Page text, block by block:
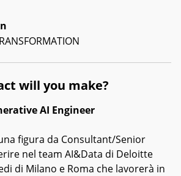
will you make?
AI Engineer
figura da Consultant/Senior
nel team AI&Data di Deloitte
di Milano e Roma che lavorerà in